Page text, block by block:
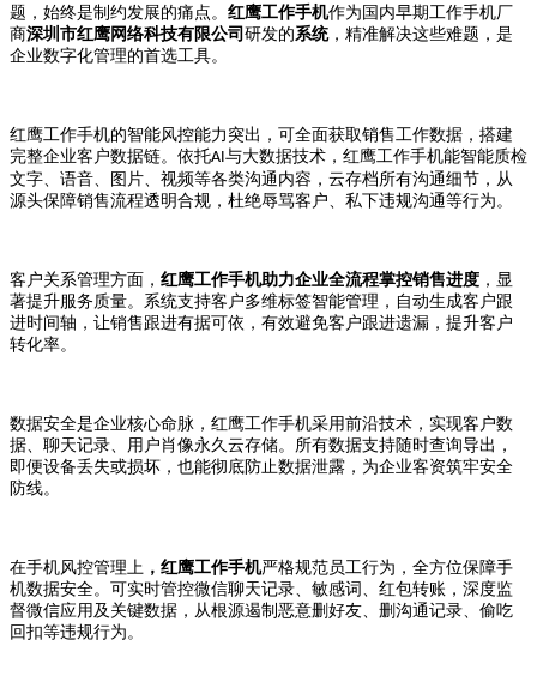
题，始终是制约发展的痛点。 红鹰工作手机作为国内早期工作手机厂
商深圳市红鹰网络科技有限公司 研发的系统，精准解决这些难题，是
企业数字化管理的首选工具。
红鹰工作手机的智能风控能力突出，可全面获取销售工作数据，搭建
完整企业客户数据链。依托AI与大数据技术，红鹰工作手机能智能质检
文字、语音、图片、视频等各类沟通内容，云存档所有沟通细节，从
源头保障销售流程透明合规，杜绝辱骂客户、私下违规沟通等行为。
客户关系管理方面， 红鹰工作手机助力企业全流程掌控销售进度 ，显
著提升服务质量。系统支持客户多维标签智能管理，自动生成客户跟
进时间轴，让销售跟进有据可依，有效避免客户跟进遗漏，提升客户
转化率。
数据安全是企业核心命脉，红鹰工作手机采用前沿技术，实现客户数
据、聊天记录、用户肖像永久云存储。所有数据支持随时查询导出，
即便设备丢失或损坏，也能彻底防止数据泄露，为企业客资筑牢安全
防线。
在手机风控管理上 ，红鹰工作手机严格规范员工行为，全方位保障手
机数据安全。可实时管控微信聊天记录、敏感词、红包转账，深度监
督微信应用及关键数据，从根源遏制恶意删好友、删沟通记录、偷吃
回扣等违规行为。